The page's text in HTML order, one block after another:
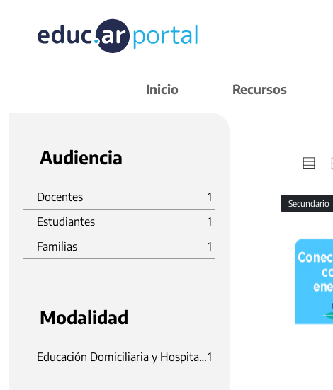
Inicio Recursos
Audiencia
Docentes
1
Estudiantes
1
Familias
1
Modalidad
Educación Domiciliaria y Hospitalaria1
Secundario